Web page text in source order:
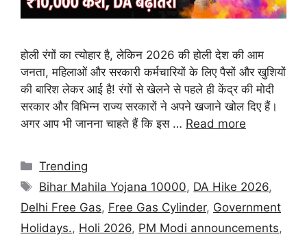
होली रंगों का त्योहार है, लेकिन 2026 की होली देश की आम
जनता, महिलाओं और सरकारी कर्मचारियों के लिए पैसों और खुशियों
की बारिश लेकर आई है! रंगों से खेलने से पहले ही केंद्र की मोदी
सरकार और विभिन्न राज्य सरकारों ने अपने खजाने खोल दिए हैं।
अगर आप भी जानना चाहते हैं कि इस … Read more
Trending
Bihar Mahila Yojana 10000, DA Hike 2026,
Delhi Free Gas, Free Gas Cylinder, Government
Holidays., Holi 2026, PM Modi announcements,